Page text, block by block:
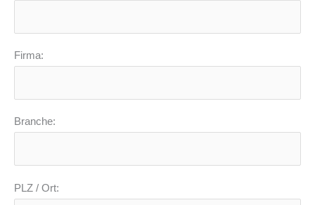
Firma:
Branche:
PLZ / Ort: